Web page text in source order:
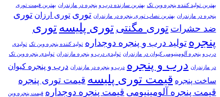
بهترین تولید کننده پنجره وین تک بهترین سازنده درب و پنجره در مازندران بهترین قیمت توری
پنجره در مازندران بهترین نصاب توری پنجره در مازندران توری توری ارزان توری
ضد حشرات توری مگنتی توری پلیسه توری
پنجره تولید درب و پنجره دوجداره تولید کننده پنجره وین تک تولیدی
درب و پنجره آلومینیومی کیوان در مازندران تولیدی درب و پنجره مازندران تولیدی پنجره وین تک
در مازندران درب و پنجره درب و پنجره در مازندران درب و پنجره کیوان
ساخت پنجره قیمت توری پلیسه قیمت توری پنجره
قیمت پنجره آلومینیومی قیمت پنجره دوجداره قیمت پنجره وین